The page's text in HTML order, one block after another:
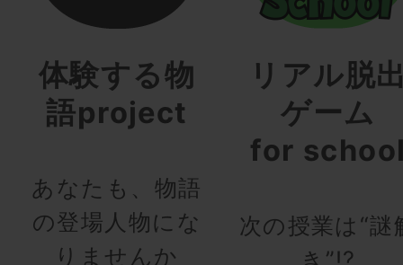
体験する物
語project
あなたも、物語
の登場人物にな
りませんか
リアル脱
ゲーム
for
次の授業は“謎
き”!?